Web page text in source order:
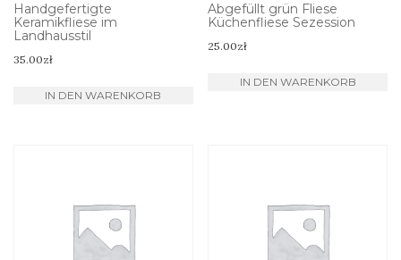
Handgefertigte
Keramikfliese im
Landhausstil
35.00zł
IN DEN WARENKORB
Abgefüllt grün Fliese
Küchenfliese Sezession
25.00zł
IN DEN WARENKORB